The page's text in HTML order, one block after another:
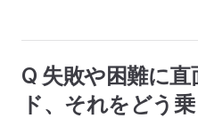
Q 失敗や困難に
ド、それをどう